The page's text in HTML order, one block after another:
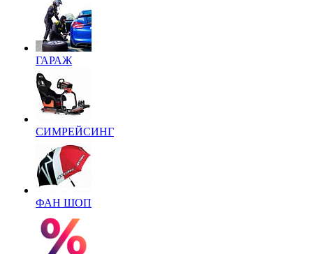
ГАРАЖ
СИМРЕЙСИНГ
ФАН ШОП